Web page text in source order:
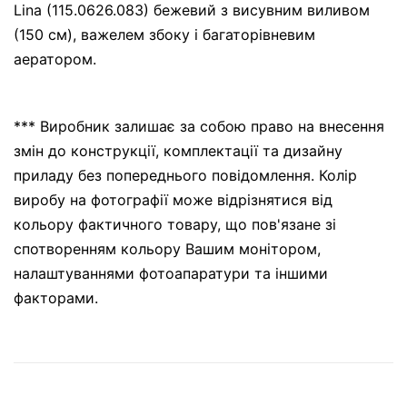
Lina (115.0626.083) бежевий з висувним виливом
(150 см), важелем збоку і багаторівневим
аератором.
*** Виробник залишає за собою право на внесення
змін до конструкції, комплектації та дизайну
приладу без попереднього повідомлення. Колір
виробу на фотографії може відрізнятися від
кольору фактичного товару, що пов'язане зі
спотворенням кольору Вашим монітором,
налаштуваннями фотоапаратури та іншими
факторами.